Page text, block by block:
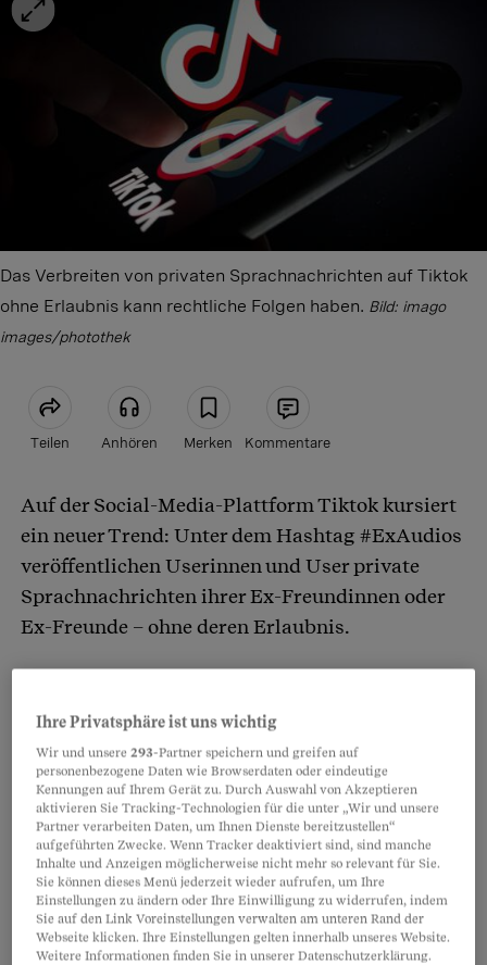
Das Verbreiten von privaten Sprachnachrichten auf Tiktok
ohne Erlaubnis kann rechtliche Folgen haben. Bild: imago
images/photothek
Teilen Anhören Merken Kommentare
Artikel teilen
Auf der Social-Media-Plattform Tiktok kursiert
ein neuer Trend: Unter dem Hashtag #ExAudios
veröffentlichen Userinnen und User private
Sprachnachrichten ihrer Ex-Freundinnen oder
Ex-Freunde – ohne deren Erlaubnis.
und Nutzer die toxischen Eigenschaften der oder
des Ex zeigen.
Als emotionale Gewalt gelten
Manipulation, Lügen oder
Demütigung.
Ihre Privatsphäre ist uns wichtig
Wir und unsere293-Partner speichern und greifen auf
personenbezogene Daten wie Browserdaten oder eindeutige
Kennungen auf Ihrem Gerät zu. Durch Auswahl von Akzeptieren
aktivieren Sie Tracking-Technologien für die unter „Wir und unsere
Partner verarbeiten Daten, um Ihnen Dienste bereitzustellen“
aufgeführten Zwecke. Wenn Tracker deaktiviert sind, sind manche
Inhalte und Anzeigen möglicherweise nicht mehr so relevant für Sie.
Sie können dieses Menü jederzeit wieder aufrufen, um Ihre
Einstellungen zu ändern oder Ihre Einwilligung zu widerrufen, indem
Sie auf den Link Voreinstellungen verwalten am unteren Rand der
Webseite klicken. Ihre Einstellungen gelten innerhalb unseres Website.
Weitere Informationen finden Sie in unserer Datenschutzerklärung.